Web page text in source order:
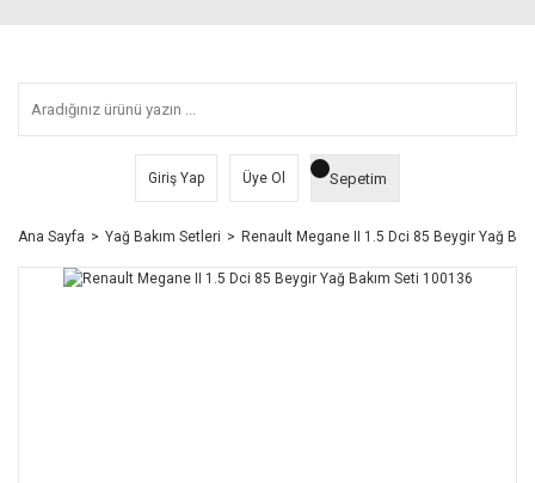
Giriş Yap Üye Ol Sepetim
Ana Sayfa Yağ Bakım Setleri Renault Megane II 1.5 Dci 85 Beygir Yağ